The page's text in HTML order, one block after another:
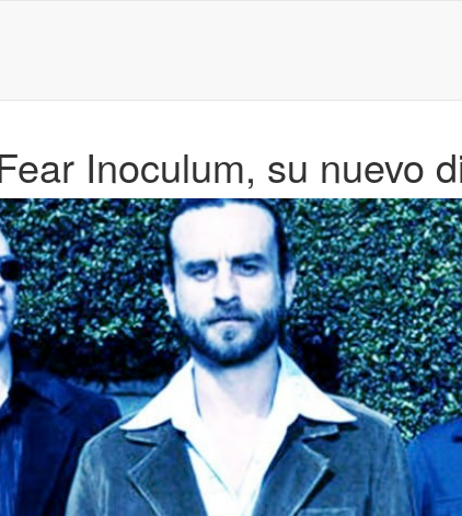
Inoculum, su nuevo